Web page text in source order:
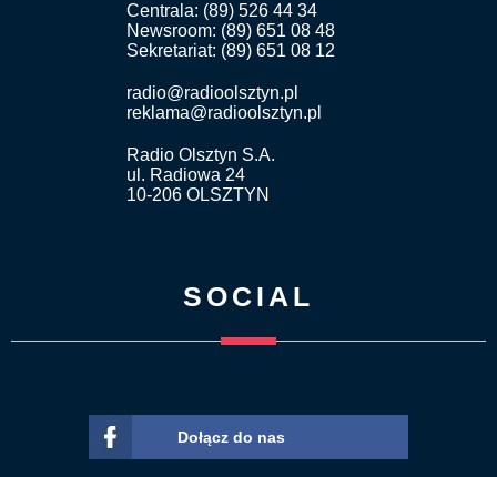
Centrala: (89) 526 44 34
Newsroom: (89) 651 08 48
Sekretariat: (89) 651 08 12
radio@radioolsztyn.pl
reklama@radioolsztyn.pl
Radio Olsztyn S.A.
ul. Radiowa 24
10-206 OLSZTYN
SOCIAL
Dołącz do nas